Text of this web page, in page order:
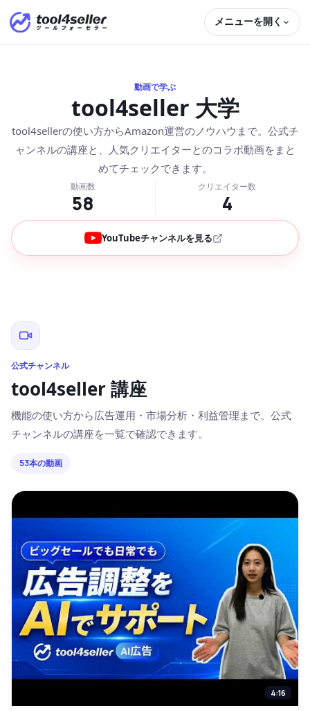
メニューを開く
動画で学ぶ
tool4seller 大学
tool4sellerの使い方からAmazon運営のノウハウまで。公式チ
ャンネルの講座と、人気クリエイターとのコラボ動画をまと
めてチェックできます。
動画数
58
クリエイター数
4
YouTubeチャンネルを見る
公式チャンネル
tool4seller 講座
機能の使い方から広告運用・市場分析・利益管理まで。公式
チャンネルの講座を一覧で確認できます。
53本の動画
4:16